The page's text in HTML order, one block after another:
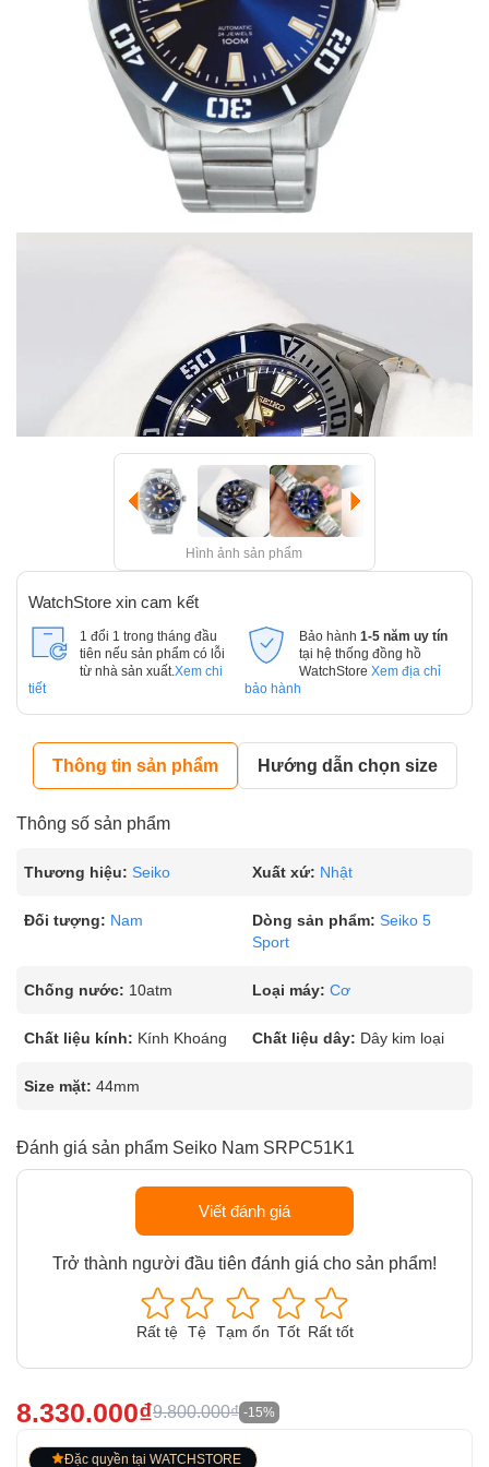
Hình ảnh sản phẩm
WatchStore xin cam kết
1 đổi 1 trong tháng đầu
tiên nếu sản phẩm có lỗi
từ nhà sản xuất. Xem chi
tiết
Bảo hành 1-5 năm uy tín
tại hệ thống đồng hồ
WatchStore Xem địa chỉ
bảo hành
Thông tin sản phẩm Hướng dẫn chọn size
Thông số sản phẩm
Thương hiệu: Seiko Xuất xứ: Nhật
Đối tượng: Nam Dòng sản phẩm: Seiko 5
Sport
Chống nước: 10atm Loại máy: Cơ
Chất liệu kính: Kính Khoáng Chất liệu dây: Dây kim loại
Size mặt: 44mm
Đánh giá sản phẩm Seiko Nam SRPC51K1
Viết đánh giá
Trở thành người đầu tiên đánh giá cho sản phẩm!
Rất tệ Tệ Tạm ổn Tốt Rất tốt
8.330.000₫9.800.000₫ -15%
Đặc quyền tại WATCHSTORE